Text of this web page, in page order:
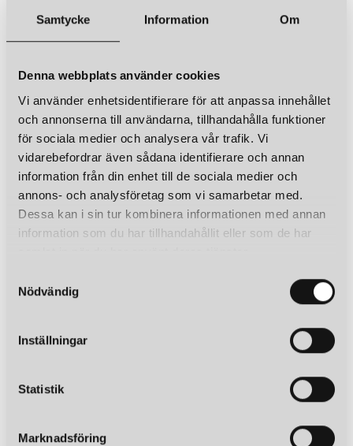
Samtycke Information Om
Denna webbplats använder cookies
Vi använder enhetsidentifierare för att anpassa innehållet
och annonserna till användarna, tillhandahålla funktioner
för sociala medier och analysera vår trafik. Vi
vidarebefordrar även sådana identifierare och annan
information från din enhet till de sociala medier och
annons- och analysföretag som vi samarbetar med.
Dessa kan i sin tur kombinera informationen med annan
information som du har tillhandahållit eller som de har
Nödvändig
Inställningar
Statistik
Marknadsföring